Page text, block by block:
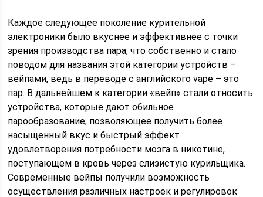
Каждое следующее поколение курительной
электроники было вкуснее и эффективнее с точки
зрения производства пара, что собственно и стало
поводом для названия этой категории устройств –
вейпами, ведь в переводе с английского vape – это
пар. В дальнейшем к категории «вейп» стали относить
устройства, которые дают обильное
парообразование, позволяющее получить более
насыщенный вкус и быстрый эффект
удовлетворения потребности мозга в никотине,
поступающем в кровь через слизистую курильщика.
Современные вейпы получили возможность
осуществления различных настроек и регулировок